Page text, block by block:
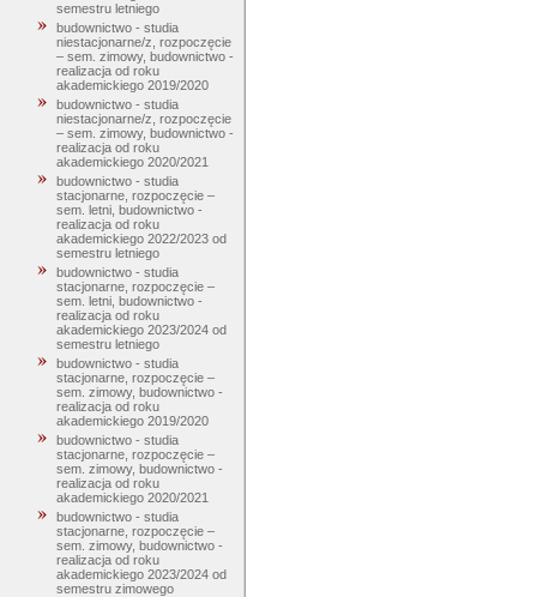
semestru letniego
budownictwo - studia
niestacjonarne/z, rozpoczęcie
– sem. zimowy, budownictwo -
realizacja od roku
akademickiego 2019/2020
budownictwo - studia
niestacjonarne/z, rozpoczęcie
– sem. zimowy, budownictwo -
realizacja od roku
akademickiego 2020/2021
budownictwo - studia
stacjonarne, rozpoczęcie –
sem. letni, budownictwo -
realizacja od roku
akademickiego 2022/2023 od
semestru letniego
budownictwo - studia
stacjonarne, rozpoczęcie –
sem. letni, budownictwo -
realizacja od roku
akademickiego 2023/2024 od
semestru letniego
budownictwo - studia
stacjonarne, rozpoczęcie –
sem. zimowy, budownictwo -
realizacja od roku
akademickiego 2019/2020
budownictwo - studia
stacjonarne, rozpoczęcie –
sem. zimowy, budownictwo -
realizacja od roku
akademickiego 2020/2021
budownictwo - studia
stacjonarne, rozpoczęcie –
sem. zimowy, budownictwo -
realizacja od roku
akademickiego 2023/2024 od
semestru zimowego